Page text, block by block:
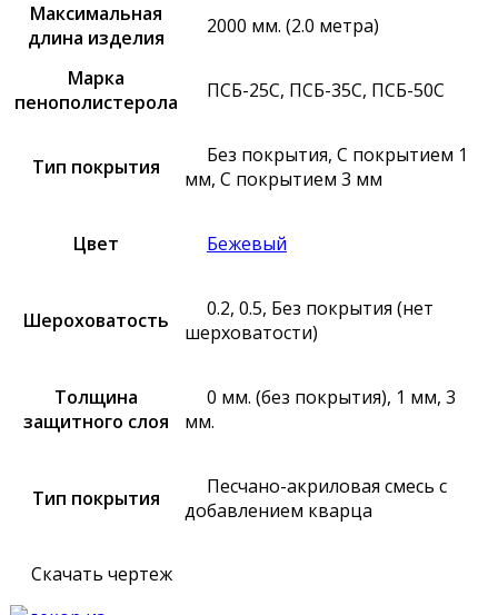
Максимальная
длина изделия
2000 мм. (2.0 метра)
Марка
пенополистерола
ПСБ-25С, ПСБ-35С, ПСБ-50С
Тип покрытия
Без покрытия, С покрытием 1
мм, С покрытием 3 мм
Цвет Бежевый
Шероховатость
0.2, 0.5, Без покрытия (нет
шерховатости)
Толщина
защитного слоя
0 мм. (без покрытия), 1 мм, 3
мм.
Тип покрытия
Песчано-акриловая смесь с
добавлением кварца
Скачать чертеж